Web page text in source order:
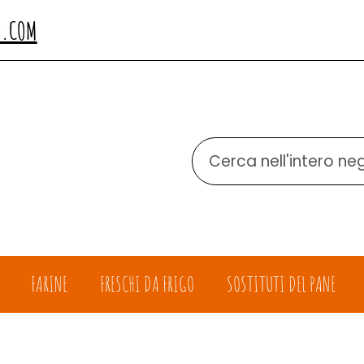
Cerca
Prodotto
FARINE FRESCHI DA FRIGO SOSTITUTI DEL PANE